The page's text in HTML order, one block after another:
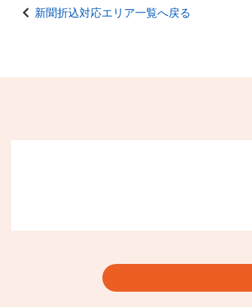
新聞折込対応エリア一覧へ戻る